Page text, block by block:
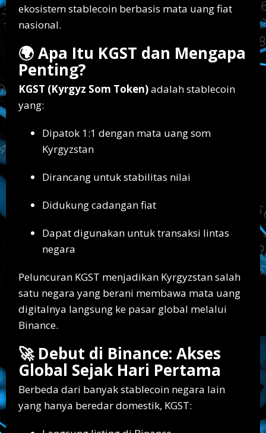
ekosistem stablecoin berbasis mata uang fiat
nasional.
🌍 Apa Itu KGST dan Mengapa
Penting?
KGST (Kyrgyz Som Token)adalah stablecoin
yang:
Dipatok 1:1 dengan mata uang som
Kyrgyzstan
Dirancang untuk stabilitas nilai
Didukung cadangan fiat
Dapat digunakan untuk transaksi lintas
negara
Peluncuran KGST menjadikan Kyrgyzstan salah
satu negara yang berani membawa mata uang
digitalnya langsung ke pasar global melalui
Binance.
🚀 Debut di Binance: Akses
Global Sejak Hari Pertama
Berbeda dari banyak stablecoin negara lain
yang hanya beredar domestik, KGST: